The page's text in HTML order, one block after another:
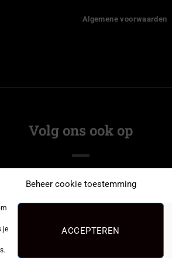
Beheer cookie toestemming
je
ACCEPTEREN
Algemene voorwaarden
Volg ons ook op